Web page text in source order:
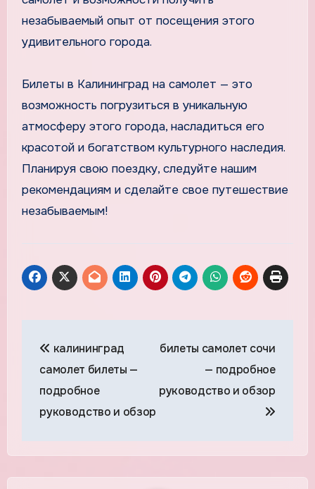
незабываемый опыт от посещения этого
удивительного города.
Билеты в Калининград на самолет — это
возможность погрузиться в уникальную
атмосферу этого города, насладиться его
красотой и богатством культурного наследия.
Планируя свою поездку, следуйте нашим
рекомендациям и сделайте свое путешествие
незабываемым!
по
записям
калининград
самолет билеты —
подробное
руководство и обзор
билеты самолет сочи
— подробное
руководство и обзор